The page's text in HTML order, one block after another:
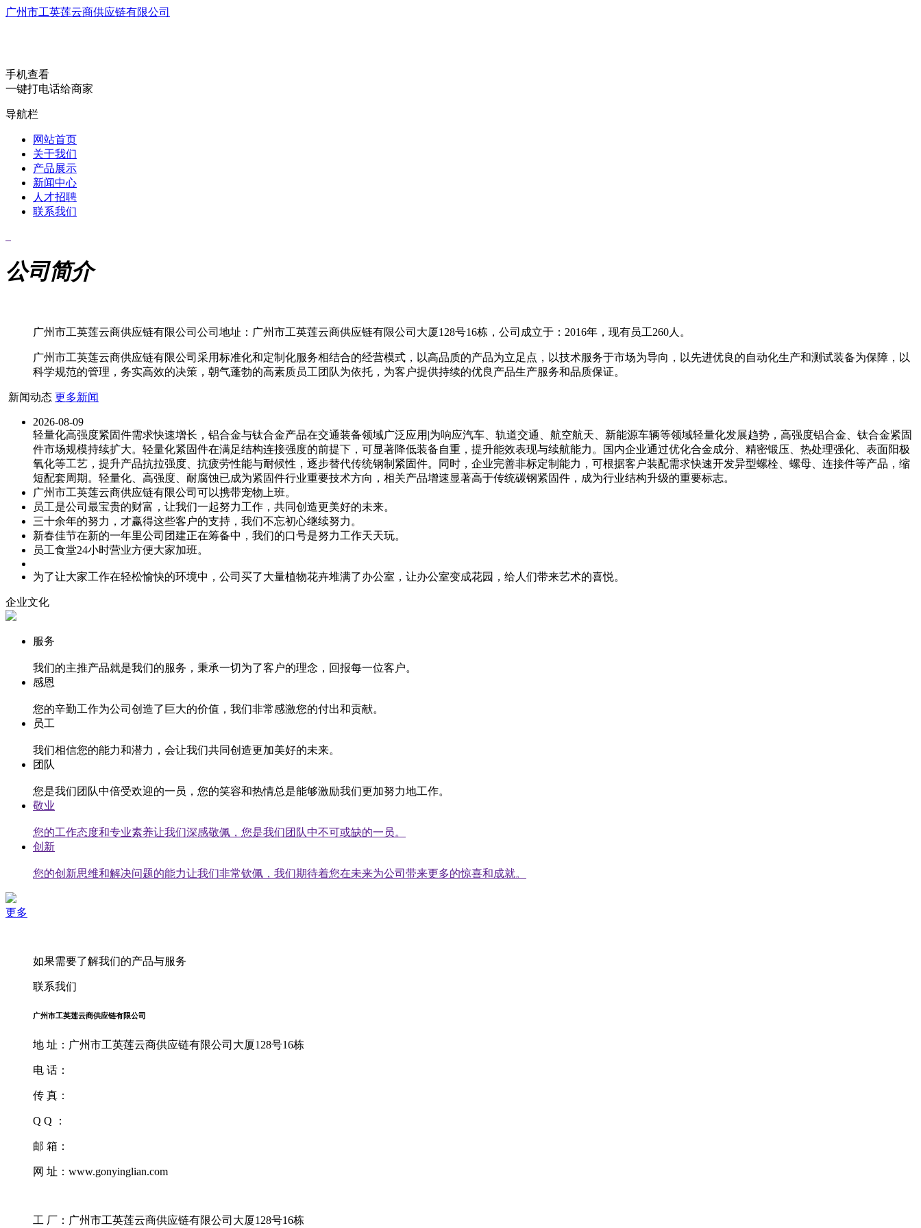
广州市工英莲云商供应链有限公司
手机查看
一键打电话给商家
导航栏
网站首页
关于我们
产品展示
新闻中心
人才招聘
联系我们
公司简介
广州市工英莲云商供应链有限公司公司地址：广州市工英莲云商供应链有限公司大厦128号16栋，公司成立于：2016年，现有员工260人。
广州市工英莲云商供应链有限公司采用标准化和定制化服务相结合的经营模式，以高品质的产品为立足点，以技术服务于市场为导向，以先进优良的自动化生产和测试装备为保障，以
科学规范的管理，务实高效的决策，朝气蓬勃的高素质员工团队为依托，为客户提供持续的优良产品生产服务和品质保证。
新闻动态 更多新闻
2026-08-09
轻量化高强度紧固件需求快速增长，铝合金与钛合金产品在交通装备领域广泛应用|为响应汽车、轨道交通、航空航天、新能源车辆等领域轻量化发展趋势，高强度铝合金、钛合金紧固
件市场规模持续扩大。轻量化紧固件在满足结构连接强度的前提下，可显著降低装备自重，提升能效表现与续航能力。国内企业通过优化合金成分、精密锻压、热处理强化、表面阳极
氧化等工艺，提升产品抗拉强度、抗疲劳性能与耐候性，逐步替代传统钢制紧固件。同时，企业完善非标定制能力，可根据客户装配需求快速开发异型螺栓、螺母、连接件等产品，缩
短配套周期。轻量化、高强度、耐腐蚀已成为紧固件行业重要技术方向，相关产品增速显著高于传统碳钢紧固件，成为行业结构升级的重要标志。
广州市工英莲云商供应链有限公司可以携带宠物上班。
员工是公司最宝贵的财富，让我们一起努力工作，共同创造更美好的未来。
三十余年的努力，才赢得这些客户的支持，我们不忘初心继续努力。
新春佳节在新的一年里公司团建正在筹备中，我们的口号是努力工作天天玩。
员工食堂24小时营业方便大家加班。
为了让大家工作在轻松愉快的环境中，公司买了大量植物花卉堆满了办公室，让办公室变成花园，给人们带来艺术的喜悦。
企业文化
服务
我们的主推产品就是我们的服务，秉承一切为了客户的理念，回报每一位客户。
感恩
您的辛勤工作为公司创造了巨大的价值，我们非常感激您的付出和贡献。
员工
我们相信您的能力和潜力，会让我们共同创造更加美好的未来。
团队
您是我们团队中倍受欢迎的一员，您的笑容和热情总是能够激励我们更加努力地工作。
敬业
您的工作态度和专业素养让我们深感敬佩，您是我们团队中不可或缺的一员。
创新
您的创新思维和解决问题的能力让我们非常钦佩，我们期待着您在未来为公司带来更多的惊喜和成就。
更多
如果需要了解我们的产品与服务
联系我们
广州市工英莲云商供应链有限公司
地 址：广州市工英莲云商供应链有限公司大厦128号16栋
电 话：
传 真：
Q Q ：
邮 箱：
网 址：www.gonyinglian.com
工 厂：广州市工英莲云商供应链有限公司大厦128号16栋